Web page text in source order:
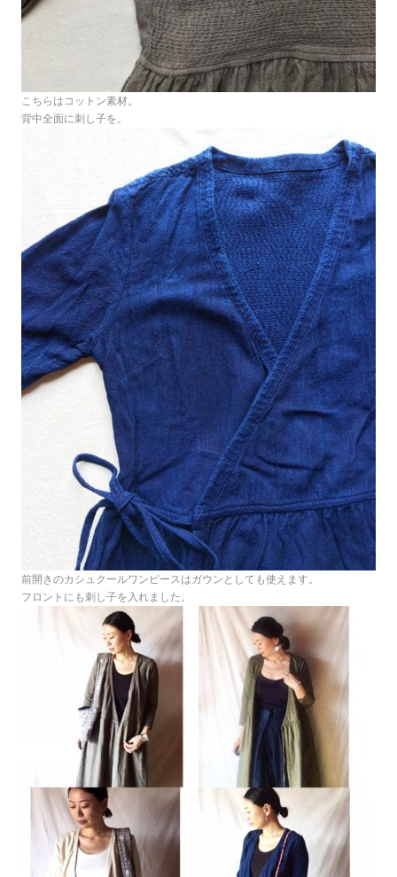
こちらはコットン素材。
背中全面に刺し子を。
前開きのカシュクールワンピースはガウンとしても使えます。
フロントにも刺し子を入れました。